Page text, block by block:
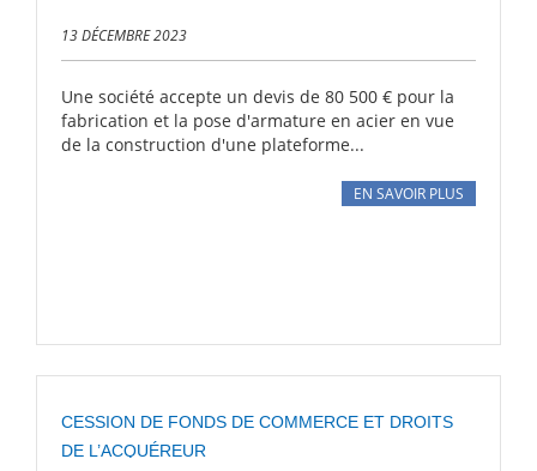
13 DÉCEMBRE 2023
Une société accepte un devis de 80 500 € pour la
fabrication et la pose d'armature en acier en vue
de la construction d'une plateforme...
EN SAVOIR PLUS
CESSION DE FONDS DE COMMERCE ET DROITS
DE L’ACQUÉREUR